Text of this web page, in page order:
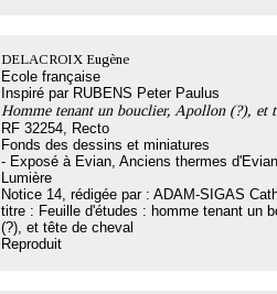
DELACROIX Eugène
Ecole française
Inspiré par RUBENS Peter Paulus
Homme tenant un bouclier, Apollon (?), et
RF 32254, Recto
Fonds des dessins et miniatures
- Exposé à Evian, Anciens thermes
Lumière
Notice 14, rédigée par : ADAM-SIGAS
titre : Feuille d'études : homme tenant un
(?), et tête de cheval
Reproduit